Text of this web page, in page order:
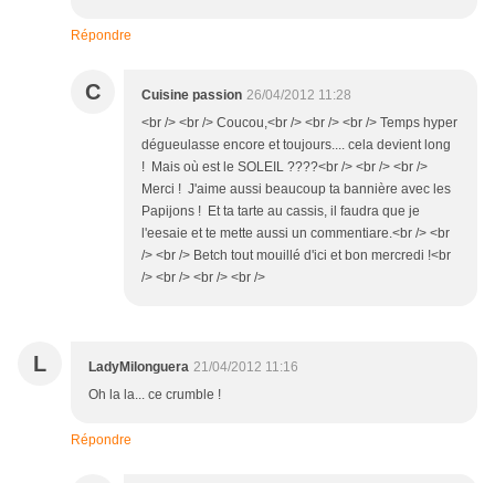
Répondre
C Cuisine passion 26/04/2012 11:28
<br /> <br /> Coucou,<br /> <br /> <br /> Temps hyper
dégueulasse encore et toujours.... cela devient long
! Mais où est le SOLEIL ????<br /> <br /> <br />
Merci ! J'aime aussi beaucoup ta bannière avec les
Papijons ! Et ta tarte au cassis, il faudra que je
l'eesaie et te mette aussi un commentiare.<br /> <br
/> <br /> Betch tout mouillé d'ici et bon mercredi !<br
/> <br /> <br /> <br />
L LadyMilonguera 21/04/2012 11:16
Oh la la... ce crumble !
Répondre